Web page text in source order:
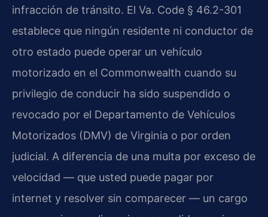
infracción de tránsito. El Va. Code § 46.2-301
establece que ningún residente ni conductor de
otro estado puede operar un vehículo
motorizado en el Commonwealth cuando su
privilegio de conducir ha sido suspendido o
revocado por el Departamento de Vehículos
Motorizados (DMV) de Virginia o por orden
judicial. A diferencia de una multa por exceso de
velocidad — que usted puede pagar por
internet y resolver sin comparecer — un cargo